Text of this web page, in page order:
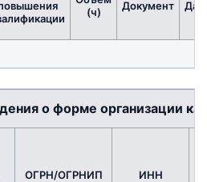
(ч)
Документ
о форме организации
ОГРН/ОГРНИП ИНН